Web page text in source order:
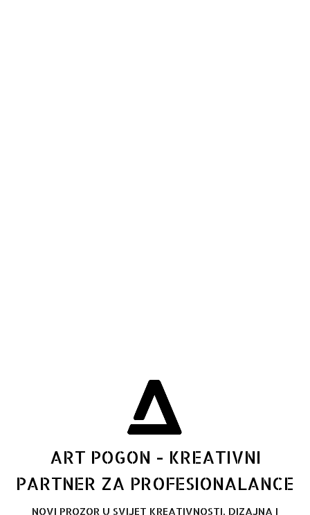
ART POGON - KREATIVNI
PARTNER ZA PROFESIONALANCE
NOVI PROZOR U SVIJET KREATIVNOSTI, DIZAJNA I